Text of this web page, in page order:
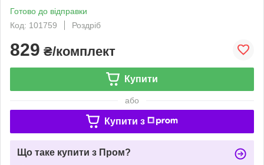
Готово до відправки
Код: 101759
Роздріб
829 ₴/комплект
Купити
або
Купити з
Що таке купити з Пром?